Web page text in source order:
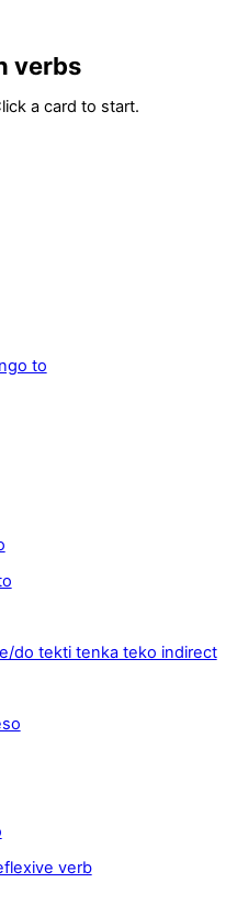
verbs
a card to start.
to
do tekti tenka teko indirect
verb